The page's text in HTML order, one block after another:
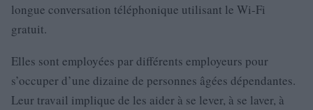
longue conversation téléphonique utilisant le Wi-Fi
gratuit.
Elles sont employées par différents employeurs pour
s’occuper d’une dizaine de personnes âgées dépendantes.
Leur travail implique de les aider à se lever, à se laver, à